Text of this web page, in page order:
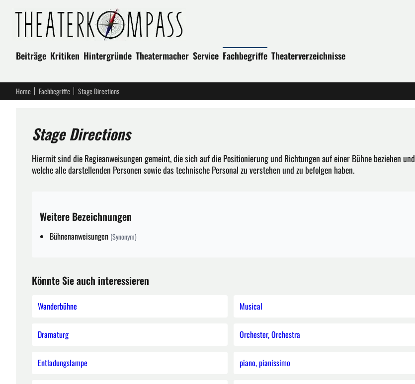
Beiträge Kritiken Hintergründe Theatermacher Service Fachbegriffe Theaterverzeichnisse
Home Fachbegriffe Stage Directions
Stage Directions
Hiermit sind die Regieanweisungen gemeint, die sich auf die Positionierung und Richtungen auf einer Bühne beziehen und
welche alle darstellenden Personen sowie das technische Personal zu verstehen und zu befolgen haben.
Weitere Bezeichnungen
Bühnenanweisungen (Synonym)
Könnte Sie auch interessieren
Wanderbühne Musical
Dramaturg Orchester, Orchestra
Entladungslampe piano, pianissimo